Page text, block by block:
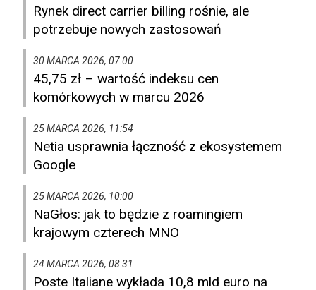
Rynek direct carrier billing rośnie, ale
potrzebuje nowych zastosowań
30 MARCA 2026, 07:00
45,75 zł – wartość indeksu cen
komórkowych w marcu 2026
25 MARCA 2026, 11:54
Netia usprawnia łączność z ekosystemem
Google
25 MARCA 2026, 10:00
NaGłos: jak to będzie z roamingiem
krajowym czterech MNO
24 MARCA 2026, 08:31
Poste Italiane wykłada 10,8 mld euro na